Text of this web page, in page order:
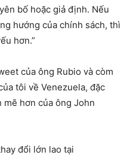
bố hoặc giả định. Nếu
hướng của chính sách, thì
hơn.”
của ông Rubio và còm
tôi về Venezuela, đặc
mẽ hơn của ông John
đổi lớn lao tại